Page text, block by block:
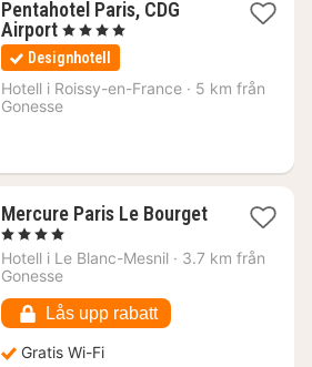
Pentahotel Paris, CDG
Airport1
natt
från
1032
kr.
, 4 Stjärnor
Designhotell
Hotell i Roissy-en-France · 5 km från
Gonesse
Mercure Paris Le Bourget
1
natt
från
kr.
, 4 Stjärnor
Hotell i Le Blanc-Mesnil · 3.7 km från
Gonesse
Lås upp rabatt
Gratis Wi-Fi